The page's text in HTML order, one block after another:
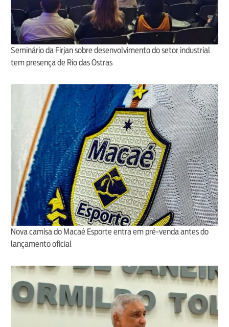
Seminário da Firjan sobre desenvolvimento do setor industrial
tem presença de Rio das Ostras
Nova camisa do Macaé Esporte entra em pré-venda antes do
lançamento oficial